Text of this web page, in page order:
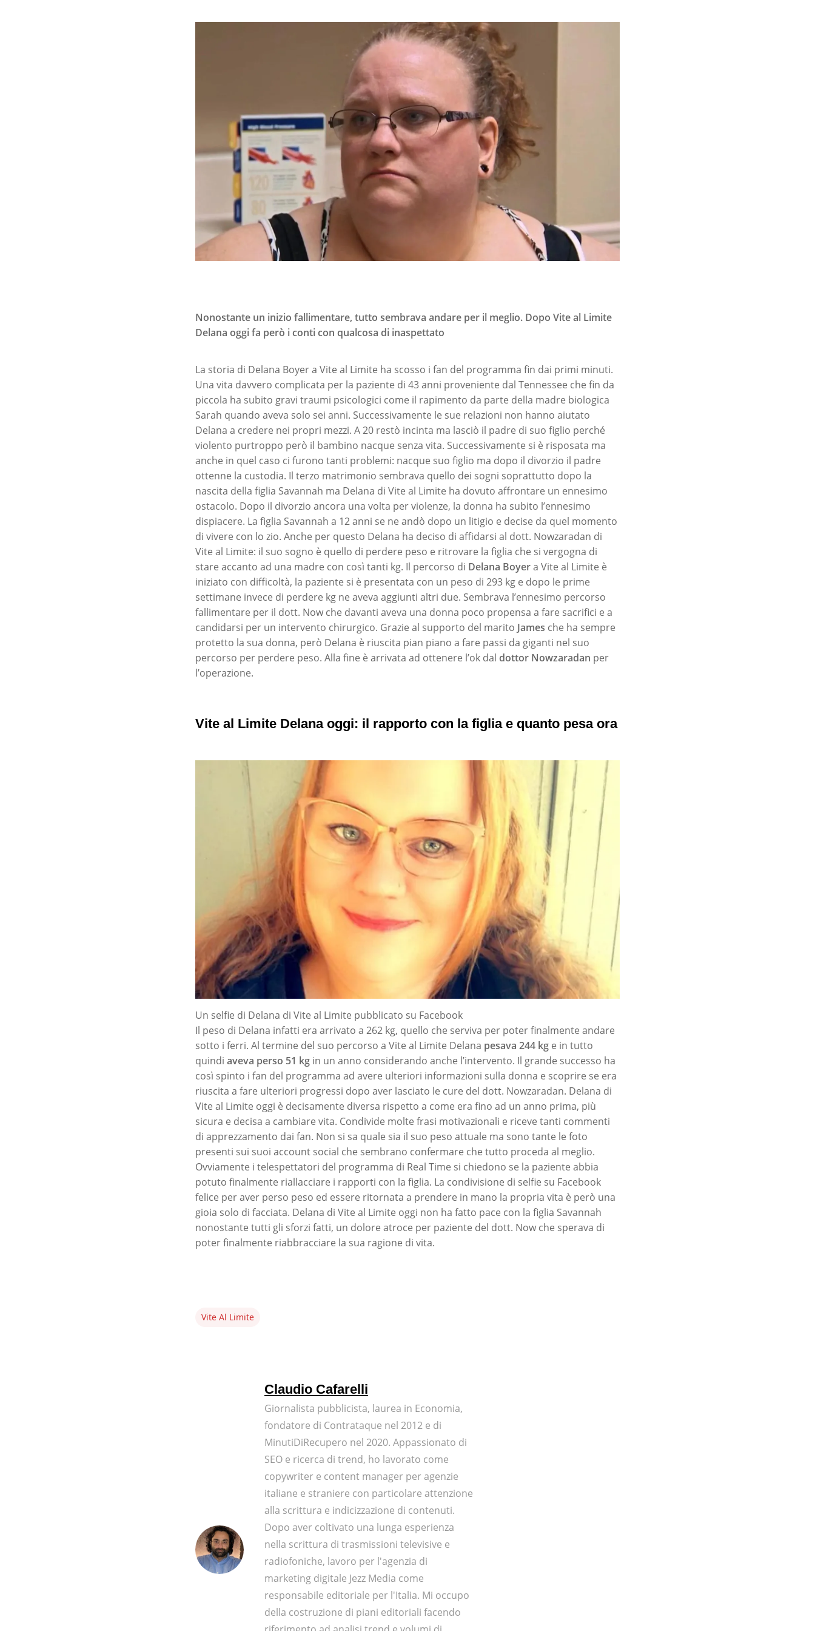
Nonostante un inizio fallimentare, tutto sembrava andare per il meglio. Dopo Vite al Limite
Delana oggi fa però i conti con qualcosa di inaspettato
La storia di Delana Boyer a Vite al Limite ha scosso i fan del programma fin dai primi minuti.
Una vita davvero complicata per la paziente di 43 anni proveniente dal Tennessee che fin da
piccola ha subito gravi traumi psicologici come il rapimento da parte della madre biologica
Sarah quando aveva solo sei anni. Successivamente le sue relazioni non hanno aiutato
Delana a credere nei propri mezzi. A 20 restò incinta ma lasciò il padre di suo figlio perché
violento purtroppo però il bambino nacque senza vita. Successivamente si è risposata ma
anche in quel caso ci furono tanti problemi: nacque suo figlio ma dopo il divorzio il padre
ottenne la custodia. Il terzo matrimonio sembrava quello dei sogni soprattutto dopo la
nascita della figlia Savannah ma Delana di Vite al Limite ha dovuto affrontare un ennesimo
ostacolo. Dopo il divorzio ancora una volta per violenze, la donna ha subito l’ennesimo
dispiacere. La figlia Savannah a 12 anni se ne andò dopo un litigio e decise da quel momento
di vivere con lo zio. Anche per questo Delana ha deciso di affidarsi al dott. Nowzaradan di
Vite al Limite: il suo sogno è quello di perdere peso e ritrovare la figlia che si vergogna di
stare accanto ad una madre con così tanti kg. Il percorso di Delana Boyera Vite al Limite è
iniziato con difficoltà, la paziente si è presentata con un peso di 293 kg e dopo le prime
settimane invece di perdere kg ne aveva aggiunti altri due. Sembrava l’ennesimo percorso
fallimentare per il dott. Now che davanti aveva una donna poco propensa a fare sacrifici e a
candidarsi per un intervento chirurgico. Grazie al supporto del marito James che ha sempre
protetto la sua donna, però Delana è riuscita pian piano a fare passi da giganti nel suo
percorso per perdere peso. Alla fine è arrivata ad ottenere l’ok dal dottor Nowzaradan per
l’operazione.
Vite al Limite Delana oggi: il rapporto con la figlia e quanto pesa ora
Un selfie di Delana di Vite al Limite pubblicato su Facebook
Il peso di Delana infatti era arrivato a 262 kg, quello che serviva per poter finalmente andare
sotto i ferri. Al termine del suo percorso a Vite al Limite Delana pesava 244 kg e in tutto
quindi aveva perso 51 kg in un anno considerando anche l’intervento. Il grande successo ha
così spinto i fan del programma ad avere ulteriori informazioni sulla donna e scoprire se era
riuscita a fare ulteriori progressi dopo aver lasciato le cure del dott. Nowzaradan. Delana di
Vite al Limite oggi è decisamente diversa rispetto a come era fino ad un anno prima, più
sicura e decisa a cambiare vita. Condivide molte frasi motivazionali e riceve tanti commenti
di apprezzamento dai fan. Non si sa quale sia il suo peso attuale ma sono tante le foto
presenti sui suoi account social che sembrano confermare che tutto proceda al meglio.
Ovviamente i telespettatori del programma di Real Time si chiedono se la paziente abbia
potuto finalmente riallacciare i rapporti con la figlia. La condivisione di selfie su Facebook
felice per aver perso peso ed essere ritornata a prendere in mano la propria vita è però una
gioia solo di facciata. Delana di Vite al Limite oggi non ha fatto pace con la figlia Savannah
nonostante tutti gli sforzi fatti, un dolore atroce per paziente del dott. Now che sperava di
poter finalmente riabbracciare la sua ragione di vita.
Vite Al Limite
Claudio Cafarelli
Giornalista pubblicista, laurea in Economia,
fondatore di Contrataque nel 2012 e di
MinutiDiRecupero nel 2020. Appassionato di
SEO e ricerca di trend, ho lavorato come
copywriter e content manager per agenzie
italiane e straniere con particolare attenzione
alla scrittura e indicizzazione di contenuti.
Dopo aver coltivato una lunga esperienza
nella scrittura di trasmissioni televisive e
radiofoniche, lavoro per l'agenzia di
marketing digitale Jezz Media come
responsabile editoriale per l'Italia. Mi occupo
della costruzione di piani editoriali facendo